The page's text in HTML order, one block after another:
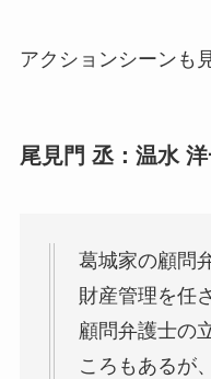
アクションシーンも
尾見門 丞：温水
葛城家の顧問
財産管理を任
顧問弁護士の
ころもあるが